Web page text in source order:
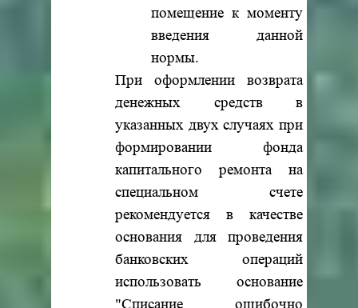
помещение к моменту
введения данной
нормы.
При оформлении возврата
денежных средств в
указанных двух случаях при
формировании фонда
капитального ремонта на
специальном счете
рекомендуется в качестве
основания для проведения
банковских операций
использовать основание
"Списание ошибочно